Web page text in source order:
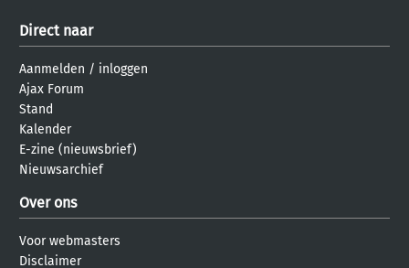
Direct naar
Aanmelden / inloggen
Ajax Forum
Stand
Kalender
E-zine (nieuwsbrief)
Nieuwsarchief
Over ons
Voor webmasters
Disclaimer